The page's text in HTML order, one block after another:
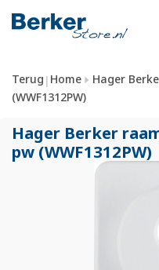
Terug | Home
Hager
(WWF1312PW)
Hager Berker
pw (WWF1312PW)